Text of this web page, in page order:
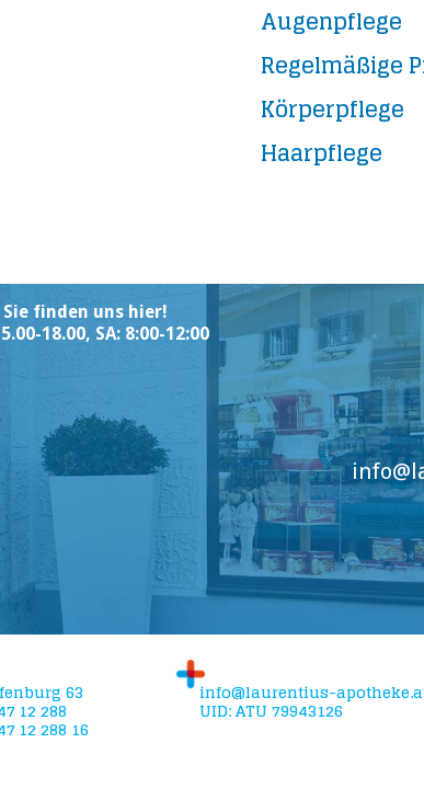
Augenpflege
Regelmäßige
Körperpflege
Haarpflege
Sie finden uns hier!
18.00, SA: 8:00-12:00
63
12 288
12 288 16
info@laurentius-
UID: ATU 79943126